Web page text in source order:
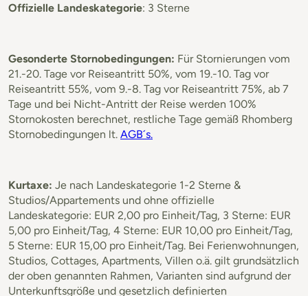
Offizielle Landeskategorie: 3 Sterne
Gesonderte Stornobedingungen: Für Stornierungen vom
21.-20. Tage vor Reiseantritt 50%, vom 19.-10. Tag vor
Reiseantritt 55%, vom 9.-8. Tag vor Reiseantritt 75%, ab 7
Tage und bei Nicht-Antritt der Reise werden 100%
Stornokosten berechnet, restliche Tage gemäß Rhomberg
Stornobedingungen lt. AGB´s.
Kurtaxe: Je nach Landeskategorie 1-2 Sterne &
Studios/Appartements und ohne offizielle
Landeskategorie: EUR 2,00 pro Einheit/Tag, 3 Sterne: EUR
5,00 pro Einheit/Tag, 4 Sterne: EUR 10,00 pro Einheit/Tag,
5 Sterne: EUR 15,00 pro Einheit/Tag. Bei Ferienwohnungen,
Studios, Cottages, Apartments, Villen o.ä. gilt grundsätzlich
der oben genannten Rahmen, Varianten sind aufgrund der
Unterkunftsgröße und gesetzlich definierten